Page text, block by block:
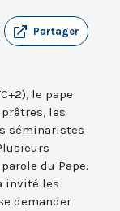
Partager
le pape
les
séminaristes
du Pape.
invité les
demander